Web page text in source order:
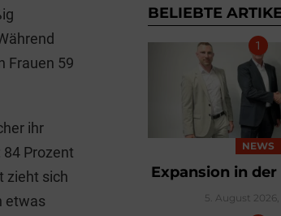
Frauen 59
ihr
Prozent
zieht sich
etwas
BELIEBTE
NEWS
Expansion in
5. August 2026,